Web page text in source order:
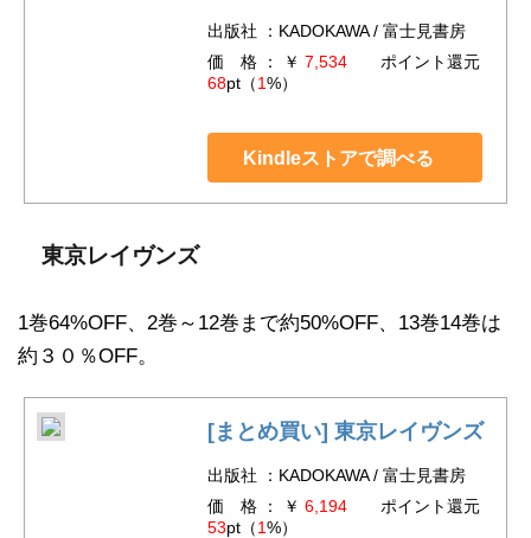
出版社 ：KADOKAWA / 富士見書房
価 格 ： ￥ 7,534ポイント還元
68pt（1%）
Kindleストアで調べる
東京レイヴンズ
1巻64%OFF、2巻～12巻まで約50%OFF、13巻14巻は
約３０％OFF。
[まとめ買い] 東京レイヴンズ
出版社 ：KADOKAWA / 富士見書房
価 格 ： ￥ 6,194ポイント還元
53pt（1%）